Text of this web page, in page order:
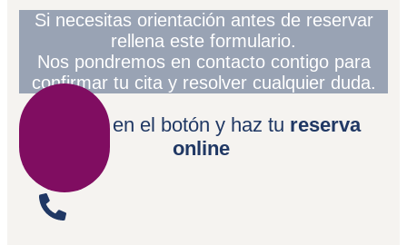
Si necesitas orientación antes de reservar
rellena este formulario.
Nos pondremos en contacto contigo para
confirmar tu cita y resolver cualquier duda.
Pincha en el botón y haz tu reserva
online